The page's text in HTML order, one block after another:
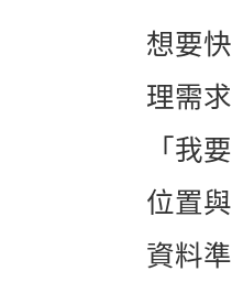
想要
理需
「我
位置
資料